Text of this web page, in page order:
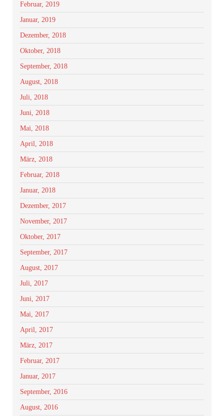
Februar, 2019
Januar, 2019
Dezember, 2018
Oktober, 2018
September, 2018
August, 2018
Juli, 2018
Juni, 2018
Mai, 2018
April, 2018
März, 2018
Februar, 2018
Januar, 2018
Dezember, 2017
November, 2017
Oktober, 2017
September, 2017
August, 2017
Juli, 2017
Juni, 2017
Mai, 2017
April, 2017
März, 2017
Februar, 2017
Januar, 2017
September, 2016
August, 2016